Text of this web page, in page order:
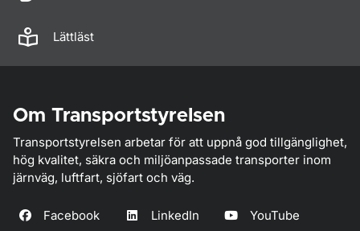
Lättläst
Om Transportstyrelsen
Transportstyrelsen arbetar för att uppnå god tillgänglighet,
hög kvalitet, säkra och miljöanpassade transporter inom
järnväg, luftfart, sjöfart och väg.
Facebook LinkedIn YouTube